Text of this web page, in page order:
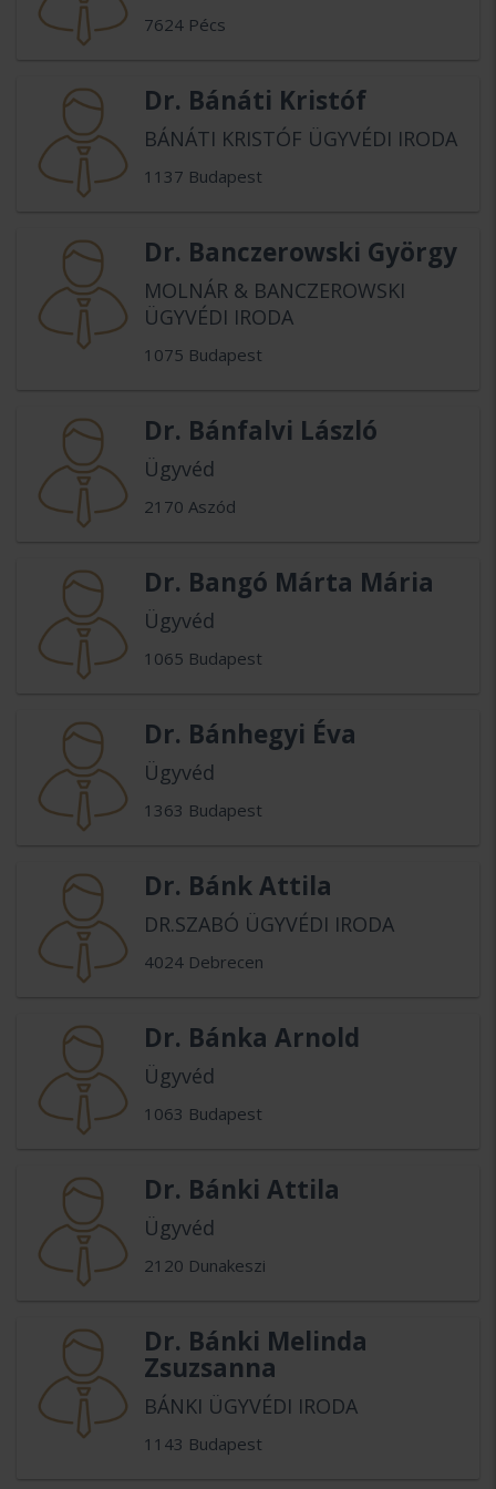
7624 Pécs
Dr. Bánáti Kristóf
BÁNÁTI KRISTÓF ÜGYVÉDI IRODA
1137 Budapest
Dr. Banczerowski György
MOLNÁR & BANCZEROWSKI
ÜGYVÉDI IRODA
1075 Budapest
Dr. Bánfalvi László
Ügyvéd
2170 Aszód
Dr. Bangó Márta Mária
Ügyvéd
1065 Budapest
Dr. Bánhegyi Éva
Ügyvéd
1363 Budapest
Dr. Bánk Attila
DR.SZABÓ ÜGYVÉDI IRODA
4024 Debrecen
Dr. Bánka Arnold
Ügyvéd
1063 Budapest
Dr. Bánki Attila
Ügyvéd
2120 Dunakeszi
Dr. Bánki Melinda
Zsuzsanna
BÁNKI ÜGYVÉDI IRODA
1143 Budapest